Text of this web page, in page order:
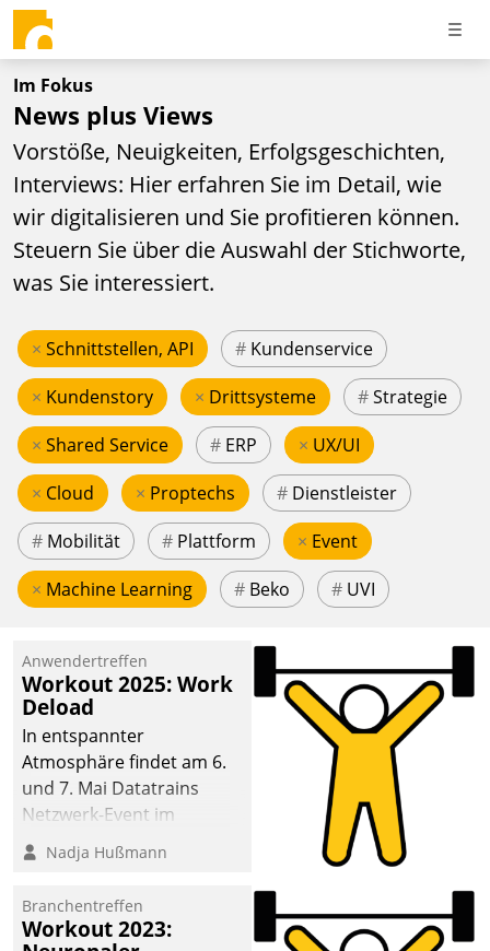
Im Fokus
News plus Views
Vorstöße, Neuigkeiten, Erfolgsgeschichten,
Interviews: Hier erfahren Sie im Detail, wie
wir digitalisieren und Sie profitieren können.
Steuern Sie über die Auswahl der Stichworte,
was Sie interessiert.
× Schnittstellen, API # Kundenservice
× Kundenstory × Drittsysteme #Strategie
× Shared Service # ERP × UX/UI
× Cloud × Proptechs # Dienstleister
# Mobilität # Plattform × Event
× Machine Learning # Beko # UVI
Anwendertreffen
Workout 2025: Work
Deload
In entspannter
Atmosphäre findet am 6.
und 7. Mai Datatrains
Netzwerk-Event im
Kunden- und Partnerkreis
statt. Zentrale Frage: Wie
Mammutprojekte
meistern und Workloads
Nadja Hußmann
Branchentreffen
Workout 2023: